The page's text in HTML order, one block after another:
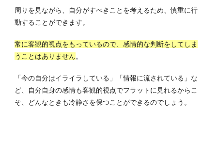
周りを見ながら、自分がすべきことを考えるため、慎重に行
動することができます。
常に客観的視点をもっているので、感情的な判断をしてしま
うことはありません。
「今の自分はイライラしている」「情報に流されている」な
ど、自分自身の感情も客観的視点でフラットに見れるからこ
そ、どんなときも冷静さを保つことができるのでしょう。